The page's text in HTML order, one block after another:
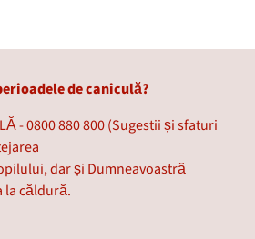
de caniculă?
- 0800 880 800 (Sugestii și sfaturi
dar și Dumneavoastră
la căldură.